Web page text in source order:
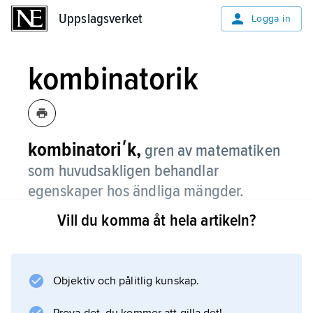
Uppslagsverket Logga in
kombinatorik
kombinatoriʹk, gren av matematiken
som huvudsakligen behandlar
egenskaper hos ändliga mängder.
Kombinatorik var från början en del av
olika utfall vid tärningsspel. Dessa problem
Vill du komma åt hela artikeln?
Objektiv och pålitlig kunskap.